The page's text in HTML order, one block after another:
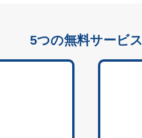
5つの無料サービス